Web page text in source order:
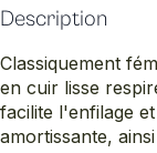
Description
Classiquement
en cuir lisse
facilite l'enfilage
amortissante,